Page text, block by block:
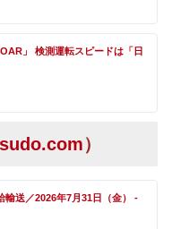
」 検測運転スピードは「日
）
輸送／2026年7月31日（金） -